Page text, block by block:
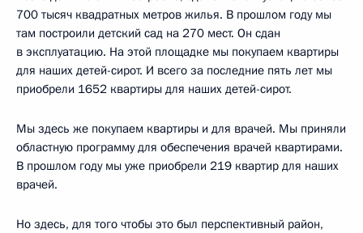
700 тысяч квадратных метров жилья. В прошлом году мы
там построили детский сад на 270 мест. Он сдан
в эксплуатацию. На этой площадке мы покупаем квартиры
для наших детей-сирот. И всего за последние пять лет мы
приобрели 1652 квартиры для наших детей-сирот.
Мы здесь же покупаем квартиры и для врачей. Мы приняли
областную программу для обеспечения врачей квартирами.
В прошлом году мы уже приобрели 219 квартир для наших
врачей.
Но здесь, для того чтобы это был перспективный район,